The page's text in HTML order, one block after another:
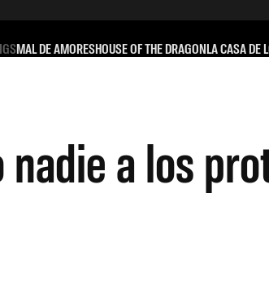
MAL DE AMORESHOUSE OF THE DRAGONLA CASA DE
a los